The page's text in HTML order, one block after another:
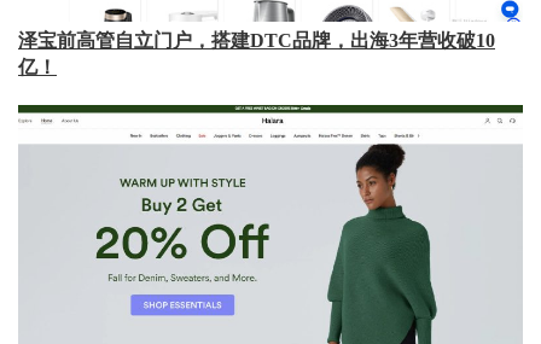
泽宝前高管自立门户，搭建DTC品牌，出海3年营收破10
亿！